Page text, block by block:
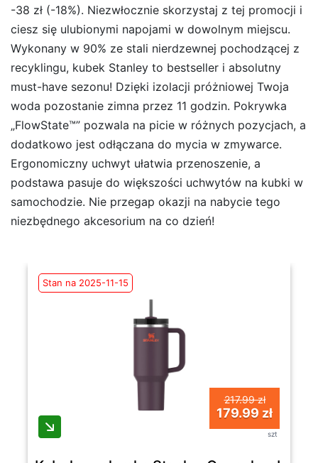
-38 zł (-18%). Niezwłocznie skorzystaj z tej promocji i
ciesz się ulubionymi napojami w dowolnym miejscu.
Wykonany w 90% ze stali nierdzewnej pochodzącej z
recyklingu, kubek Stanley to bestseller i absolutny
must-have sezonu! Dzięki izolacji próżniowej Twoja
woda pozostanie zimna przez 11 godzin. Pokrywka
„FlowState™” pozwala na picie w różnych pozycjach, a
dodatkowo jest odłączana do mycia w zmywarce.
Ergonomiczny uchwyt ułatwia przenoszenie, a
podstawa pasuje do większości uchwytów na kubki w
samochodzie. Nie przegap okazji na nabycie tego
niezbędnego akcesorium na co dzień!
Stan na 2025-11-15
217.99 zł
179.99 zł
szt